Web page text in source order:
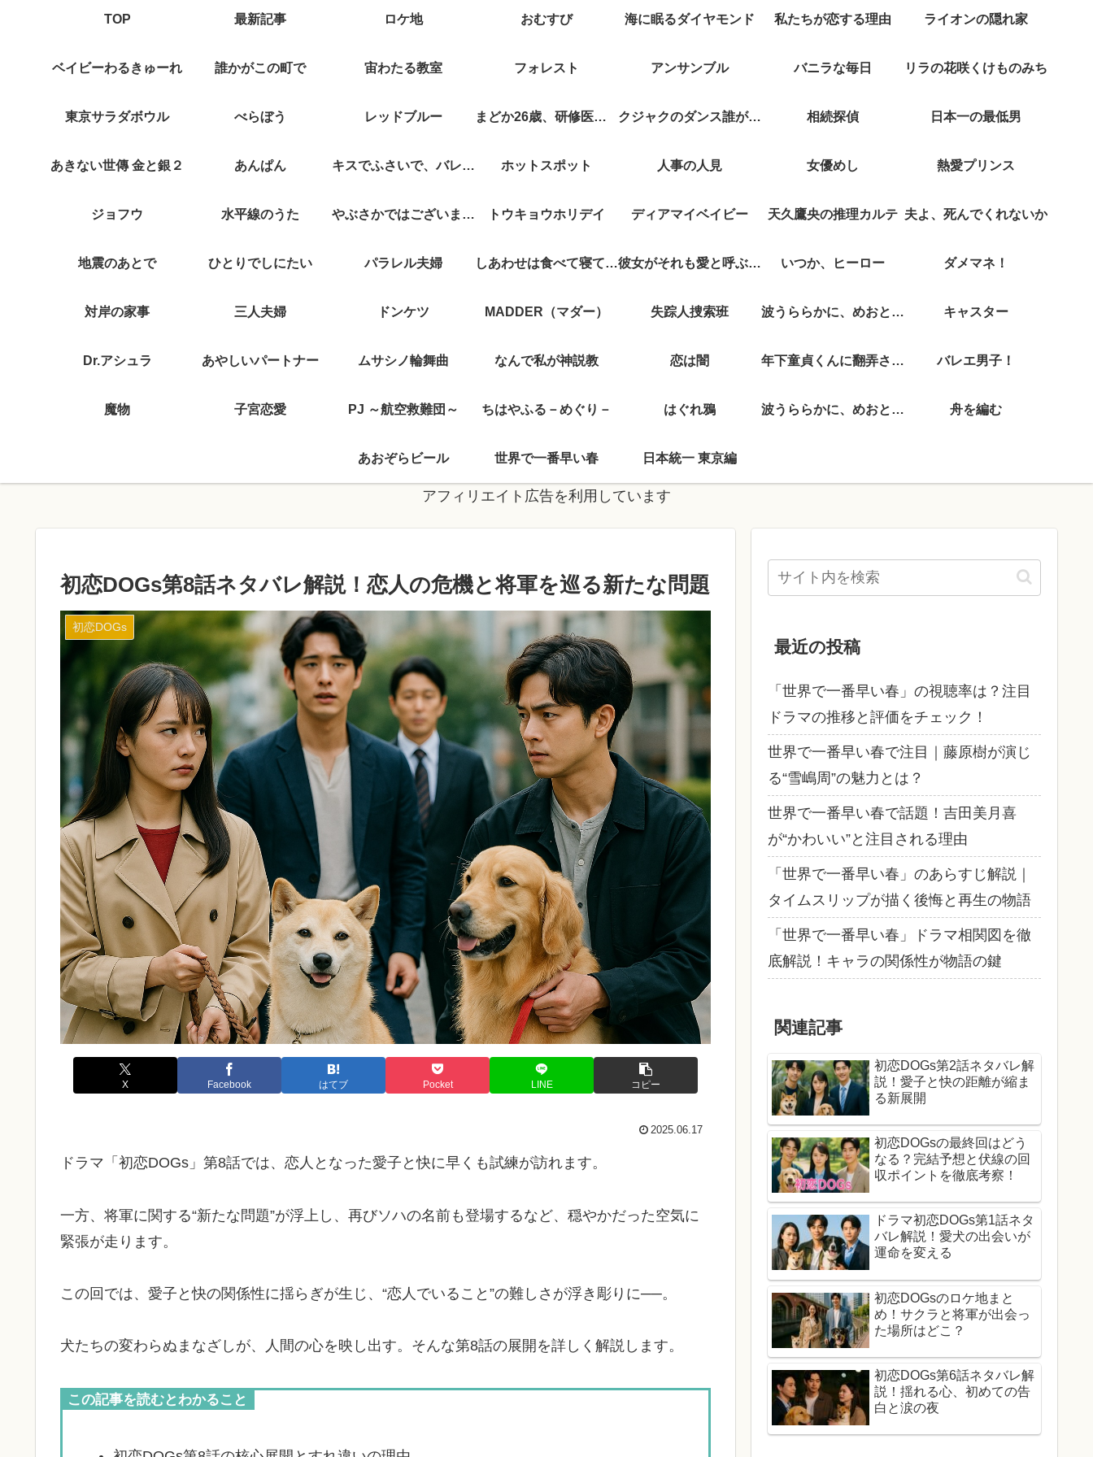
TOP 最新記事 ロケ地 おむすび 海に眠るダイヤモンド 私たちが恋する理由 ライオンの隠れ家
ベイビーわるきゅーれ 誰かがこの町で 宙わたる教室 フォレスト アンサンブル バニラな毎日 リラの花咲くけものみち
東京サラダボウル べらぼう レッドブルー まどか26歳、研修医やってます！ クジャクのダンス誰が見た？ 相続探偵 日本一の最低男
あきない世傳 金と銀２ あんぱん キスでふさいで、バレないで。 ホットスポット 人事の人見 女優めし 熱愛プリンス
ジョフウ 水平線のうた やぶさかではございません トウキョウホリデイ ディアマイベイビー 天久鷹央の推理カルテ 夫よ、死んでくれないか
地震のあとで ひとりでしにたい パラレル夫婦 しあわせは食べて寝て待て 彼女がそれも愛と呼ぶなら いつか、ヒーロー ダメマネ！
対岸の家事 三人夫婦 ドンケツ MADDER（マダー） 失踪人捜索班 波うららかに、めおと日和 キャスター
Dr.アシュラ あやしいパートナー ムサシノ輪舞曲 なんで私が神説教 恋は闇 年下童貞くんに翻弄されてます バレエ男子！
魔物 子宮恋愛 PJ ～航空救難団～ ちはやふる－めぐり－ はぐれ鴉 波うららかに、めおと日和 舟を編む
あおぞらビール 世界で一番早い春 日本統一 東京編
アフィリエイト広告を利用しています
初恋DOGs第8話ネタバレ解説！恋人の危機と将軍を巡る新たな問題
初恋DOGs
X Facebook はてブ Pocket LINE コピー
2025.06.17
ドラマ「初恋DOGs」第8話では、恋人となった愛子と快に早くも試練が訪れます。
一方、将軍に関する“新たな問題”が浮上し、再びソハの名前も登場するなど、穏やかだった空気に
緊張が走ります。
この回では、愛子と快の関係性に揺らぎが生じ、“恋人でいること”の難しさが浮き彫りに──。
犬たちの変わらぬまなざしが、人間の心を映し出す。そんな第8話の展開を詳しく解説します。
この記事を読むとわかること
最近の投稿
「世界で一番早い春」の視聴率は？注目
ドラマの推移と評価をチェック！
世界で一番早い春で注目｜藤原樹が演じ
る“雪嶋周”の魅力とは？
世界で一番早い春で話題！吉田美月喜
が“かわいい”と注目される理由
「世界で一番早い春」のあらすじ解説｜
タイムスリップが描く後悔と再生の物語
「世界で一番早い春」ドラマ相関図を徹
底解説！キャラの関係性が物語の鍵
関連記事
初恋DOGs第2話ネタバレ解
説！愛子と快の距離が縮ま
る新展開
初恋DOGsの最終回はどう
なる？完結予想と伏線の回
収ポイントを徹底考察！
ドラマ初恋DOGs第1話ネタ
バレ解説！愛犬の出会いが
運命を変える
初恋DOGsのロケ地まと
め！サクラと将軍が出会っ
た場所はどこ？
初恋DOGs第6話ネタバレ解
説！揺れる心、初めての告
白と涙の夜